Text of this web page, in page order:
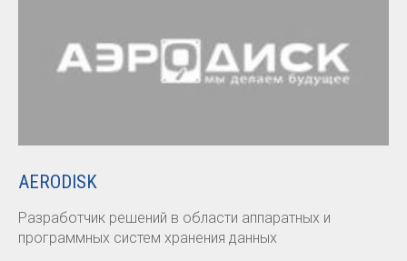
AERODISK
Разработчик решений в области аппаратных и
программных систем хранения данных